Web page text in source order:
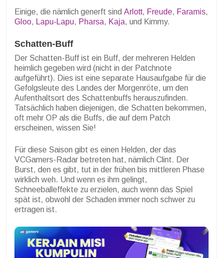
Einige, die nämlich generft sind Arlott, Freude, Faramis,
Gloo, Lapu-Lapu, Pharsa, Kaja, und Kimmy.
Schatten-Buff
Der Schatten-Buff ist ein Buff, der mehreren Helden
heimlich gegeben wird (nicht in der Patchnote
aufgeführt). Dies ist eine separate Hausaufgabe für die
Gefolgsleute des Landes der Morgenröte, um den
Aufenthaltsort des Schattenbuffs herauszufinden.
Tatsächlich haben diejenigen, die Schatten bekommen,
oft mehr OP als die Buffs, die auf dem Patch
erscheinen, wissen Sie!
Für diese Saison gibt es einen Helden, der das
VCGamers-Radar betreten hat, nämlich Clint. Der
Burst, den es gibt, tut in der frühen bis mittleren Phase
wirklich weh. Und wenn es ihm gelingt,
Schneeballeffekte zu erzielen, auch wenn das Spiel
spät ist, obwohl der Schaden immer noch schwer zu
ertragen ist.